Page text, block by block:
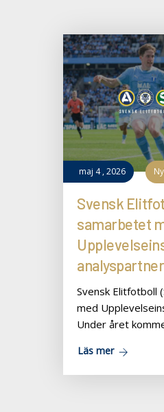
maj 4,2026
Svensk
samarbetet
Svensk Elitfotboll
med
Under året
Läs mer